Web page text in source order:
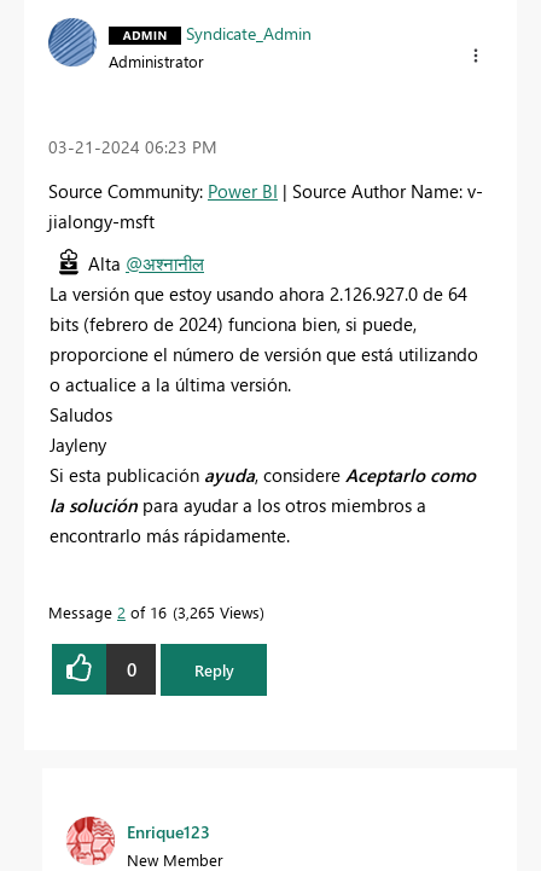
Syndicate_Admin
Administrator
‎03-21-2024 06:23 PM
Source Community: Power BI | Source Author Name: v-
jialongy-msft
Alta @अश्नानील
La versión que estoy usando ahora 2.126.927.0 de 64
bits (febrero de 2024) funciona bien, si puede,
proporcione el número de versión que está utilizando
o actualice a la última versión.
Saludos
Jayleny
Si esta publicación ayuda, considere Aceptarlo como
la solución para ayudar a los otros miembros a
encontrarlo más rápidamente.
Message 2 of 16 3,265 Views
0 Reply
Enrique123
New Member